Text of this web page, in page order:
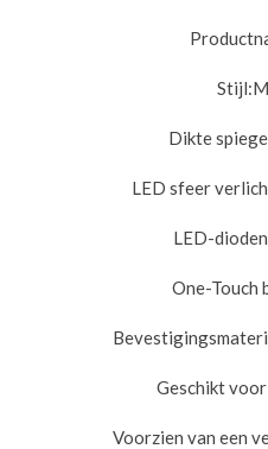
Stijl:
Dikte
LED sfeer
LED-
One-Touch
Geschikt
Voorzien van een